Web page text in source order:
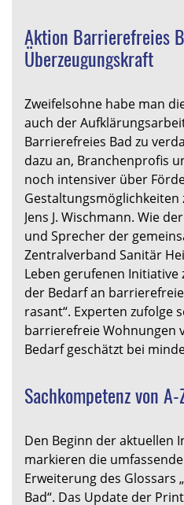
Aktion Barrierefreies
Überzeugungskraft
Zweifelsohne habe man
auch der
Barrierefreies Bad zu
dazu an, Branchenprofis
noch intensiver über
Jens J. Wischmann. Wie
und Sprecher der
Zentralverband Sanitär
Leben gerufenen
der Bedarf an
rasant“. Experten zufolge
barrierefreie Wohnungen
Bedarf geschätzt bei
Sachkompetenz von A-
Den Beginn der aktuellen
markieren die
Erweiterung des Glossars
Bad“. Das Update der